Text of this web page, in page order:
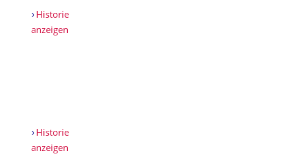
Historie
anzeigen
Historie
anzeigen